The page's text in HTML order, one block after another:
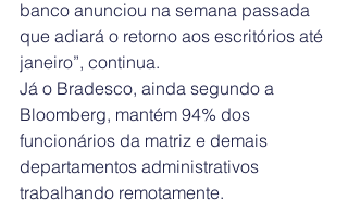
banco anunciou na semana passada
que adiará o retorno aos escritórios até
janeiro”, continua.
Já o Bradesco, ainda segundo a
Bloomberg, mantém 94% dos
funcionários da matriz e demais
departamentos administrativos
trabalhando remotamente.